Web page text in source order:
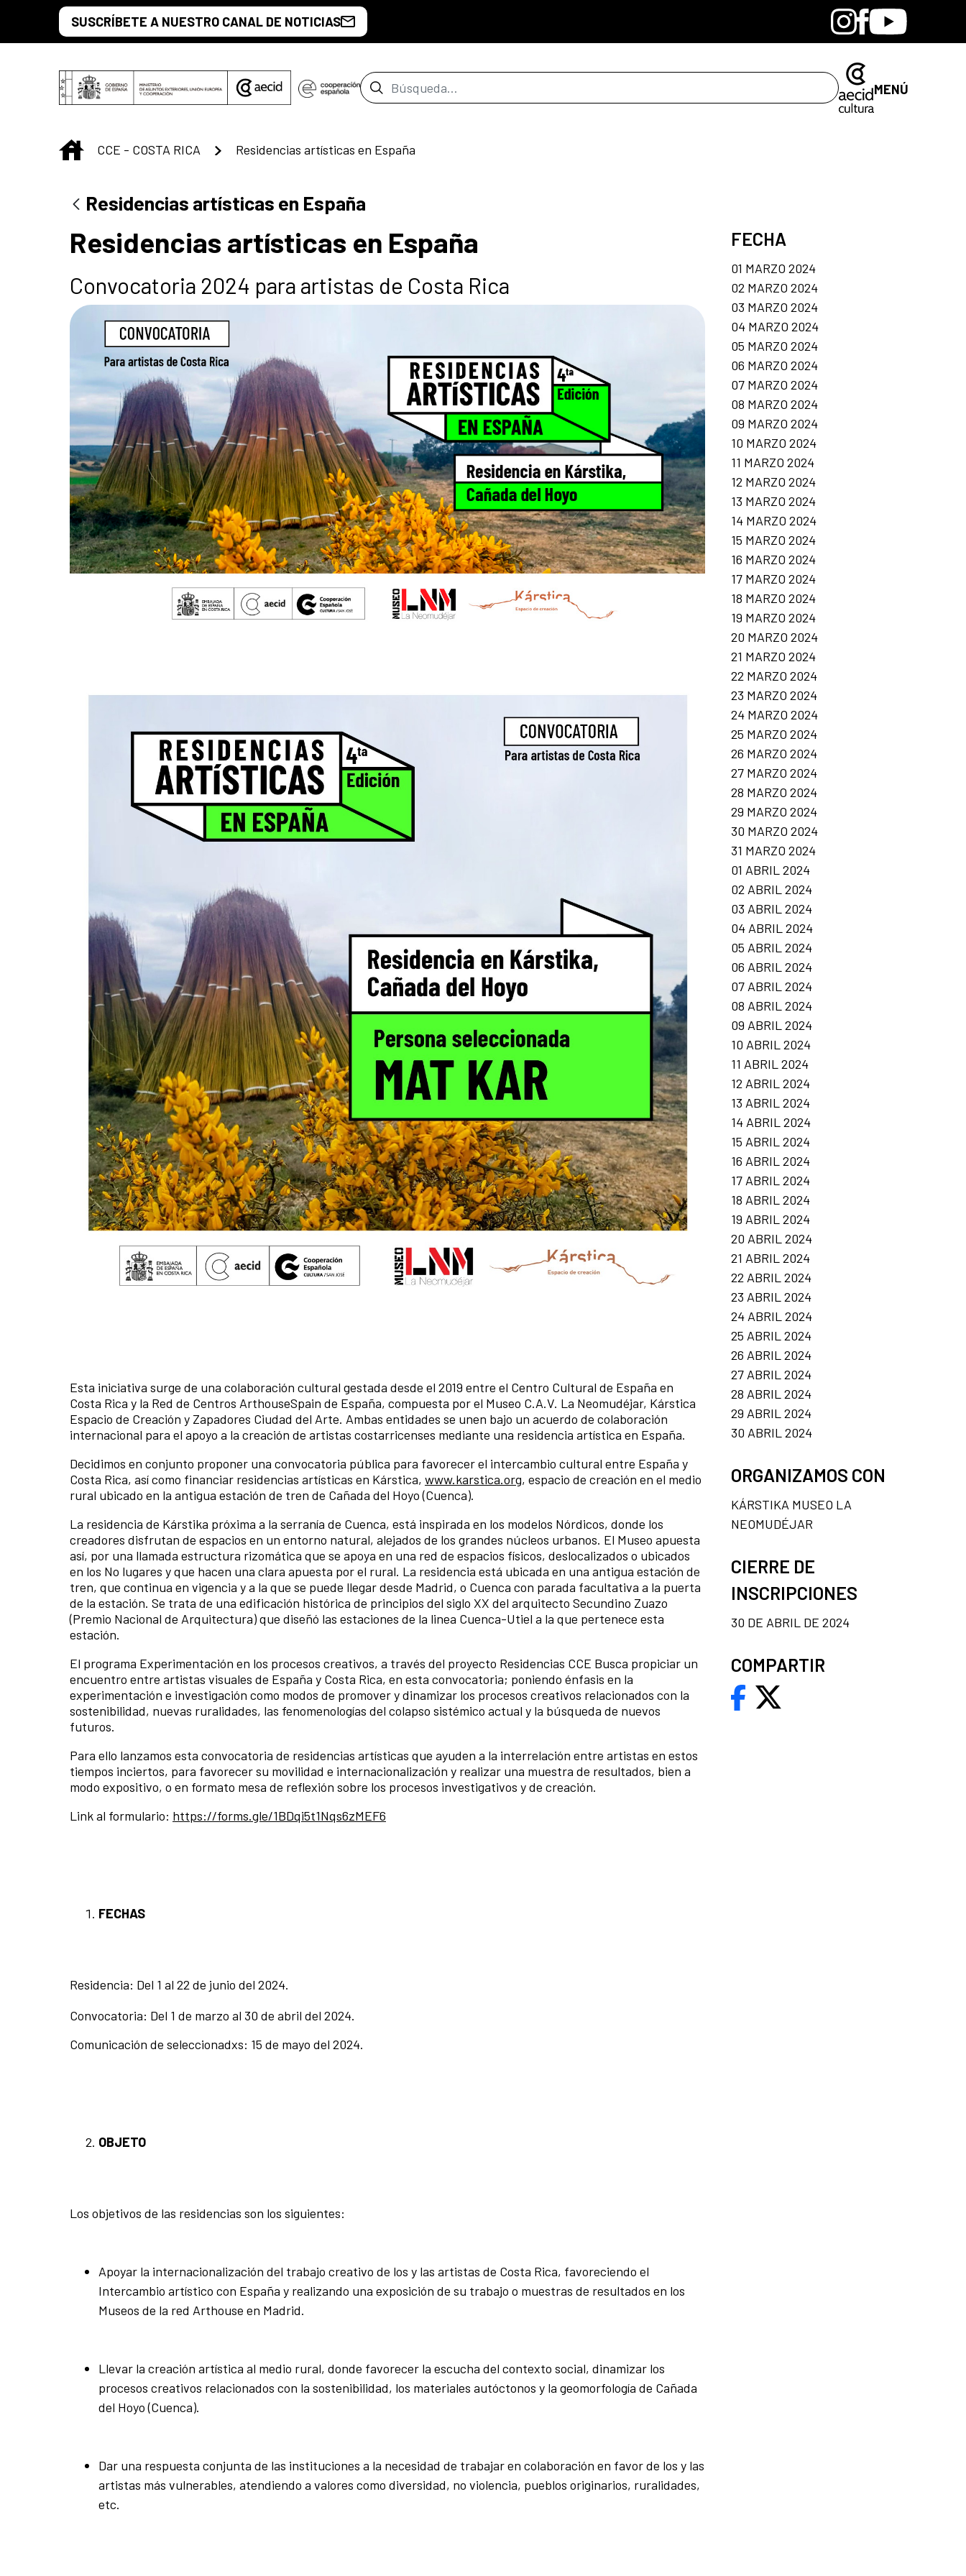
Saltar al contenido principal
SUSCRÍBETE A NUESTRO CANAL DE NOTICIAS BandcampInstagram
Facebook
Youtube
Barra de búsqueda MENÚ
INICIO
CCE - COSTA RICA Residencias artísticas en España
Residencias artísticas en España
Residencias artísticas en España
Convocatoria 2024 para artistas de Costa Rica
Esta iniciativa surge de una colaboración cultural gestada desde el 2019 entre el Centro Cultural de España en
Costa Rica y la Red de Centros ArthouseSpain de España, compuesta por el Museo C.A.V. La Neomudéjar, Kárstica
Espacio de Creación y Zapadores Ciudad del Arte. Ambas entidades se unen bajo un acuerdo de colaboración
internacional para el apoyo a la creación de artistas costarricenses mediante una residencia artística en España.
Decidimos en conjunto proponer una convocatoria pública para favorecer el intercambio cultural entre España y
Costa Rica, así como financiar residencias artísticas en Kárstica, www.karstica.org, espacio de creación en el medio
rural ubicado en la antigua estación de tren de Cañada del Hoyo (Cuenca).
La residencia de Kárstika próxima a la serranía de Cuenca, está inspirada en los modelos Nórdicos, donde los
creadores disfrutan de espacios en un entorno natural, alejados de los grandes núcleos urbanos. El Museo apuesta
así, por una llamada estructura rizomática que se apoya en una red de espacios físicos, deslocalizados o ubicados
en los No lugares y que hacen una clara apuesta por el rural. La residencia está ubicada en una antigua estación de
tren, que continua en vigencia y a la que se puede llegar desde Madrid, o Cuenca con parada facultativa a la puerta
de la estación. Se trata de una edificación histórica de principios del siglo XX del arquitecto Secundino Zuazo
(Premio Nacional de Arquitectura) que diseñó las estaciones de la linea Cuenca-Utiel a la que pertenece esta
estación.
El programa Experimentación en los procesos creativos, a través del proyecto Residencias CCE Busca propiciar un
encuentro entre artistas visuales de España y Costa Rica, en esta convocatoria; poniendo énfasis en la
experimentación e investigación como modos de promover y dinamizar los procesos creativos relacionados con la
sostenibilidad, nuevas ruralidades, las fenomenologías del colapso sistémico actual y la búsqueda de nuevos
futuros.
Para ello lanzamos esta convocatoria de residencias artísticas que ayuden a la interrelación entre artistas en estos
tiempos inciertos, para favorecer su movilidad e internacionalización y realizar una muestra de resultados, bien a
modo expositivo, o en formato mesa de reflexión sobre los procesos investigativos y de creación.
Link al formulario: https://forms.gle/1BDqi5t1Nqs6zMEF6
FECHAS
Residencia: Del 1 al 22 de junio del 2024.
Convocatoria: Del 1 de marzo al 30 de abril del 2024.
Comunicación de seleccionadxs: 15 de mayo del 2024.
OBJETO
Los objetivos de las residencias son los siguientes:
Apoyar la internacionalización del trabajo creativo de los y las artistas de Costa Rica, favoreciendo el
Intercambio artístico con España y realizando una exposición de su trabajo o muestras de resultados en los
Museos de la red Arthouse en Madrid.
Llevar la creación artística al medio rural, donde favorecer la escucha del contexto social, dinamizar los
procesos creativos relacionados con la sostenibilidad, los materiales autóctonos y la geomorfología de Cañada
del Hoyo (Cuenca).
Dar una respuesta conjunta de las instituciones a la necesidad de trabajar en colaboración en favor de los y las
artistas más vulnerables, atendiendo a valores como diversidad, no violencia, pueblos originarios, ruralidades,
etc.
FECHA
01 MARZO 2024
02 MARZO 2024
03 MARZO 2024
04 MARZO 2024
05 MARZO 2024
06 MARZO 2024
07 MARZO 2024
08 MARZO 2024
09 MARZO 2024
10 MARZO 2024
11 MARZO 2024
12 MARZO 2024
13 MARZO 2024
14 MARZO 2024
15 MARZO 2024
16 MARZO 2024
17 MARZO 2024
18 MARZO 2024
19 MARZO 2024
20 MARZO 2024
21 MARZO 2024
22 MARZO 2024
23 MARZO 2024
24 MARZO 2024
25 MARZO 2024
26 MARZO 2024
27 MARZO 2024
28 MARZO 2024
29 MARZO 2024
30 MARZO 2024
31 MARZO 2024
01 ABRIL 2024
02 ABRIL 2024
03 ABRIL 2024
04 ABRIL 2024
05 ABRIL 2024
06 ABRIL 2024
07 ABRIL 2024
08 ABRIL 2024
09 ABRIL 2024
10 ABRIL 2024
11 ABRIL 2024
12 ABRIL 2024
13 ABRIL 2024
14 ABRIL 2024
15 ABRIL 2024
16 ABRIL 2024
17 ABRIL 2024
18 ABRIL 2024
19 ABRIL 2024
20 ABRIL 2024
21 ABRIL 2024
22 ABRIL 2024
23 ABRIL 2024
24 ABRIL 2024
25 ABRIL 2024
26 ABRIL 2024
27 ABRIL 2024
28 ABRIL 2024
29 ABRIL 2024
30 ABRIL 2024
ORGANIZAMOS CON
KÁRSTIKA MUSEO LA
NEOMUDÉJAR
CIERRE DE
INSCRIPCIONES
30 DE ABRIL DE 2024
COMPARTIR